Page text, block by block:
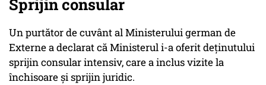
Sprijin consular
Un purtător de cuvânt al Ministerului german de
Externe a declarat că Ministerul i-a oferit deținutului
sprijin consular intensiv, care a inclus vizite la
închisoare și sprijin juridic.